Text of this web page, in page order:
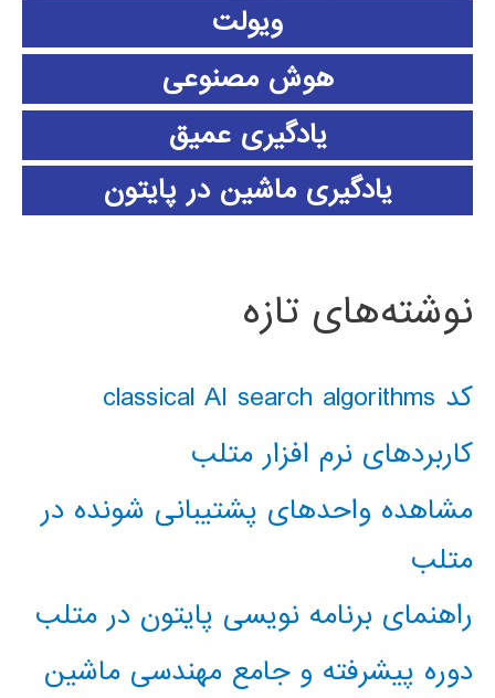
ویولت
هوش مصنوعی
یادگیری عمیق
یادگیری ماشین در پایتون
نوشته‌های تازه
کد classical AI search algorithms
کاربردهای نرم افزار متلب
مشاهده واحدهای پشتیبانی شونده در
متلب
راهنمای برنامه نویسی پایتون در متلب
دوره پیشرفته و جامع مهندسی ماشین